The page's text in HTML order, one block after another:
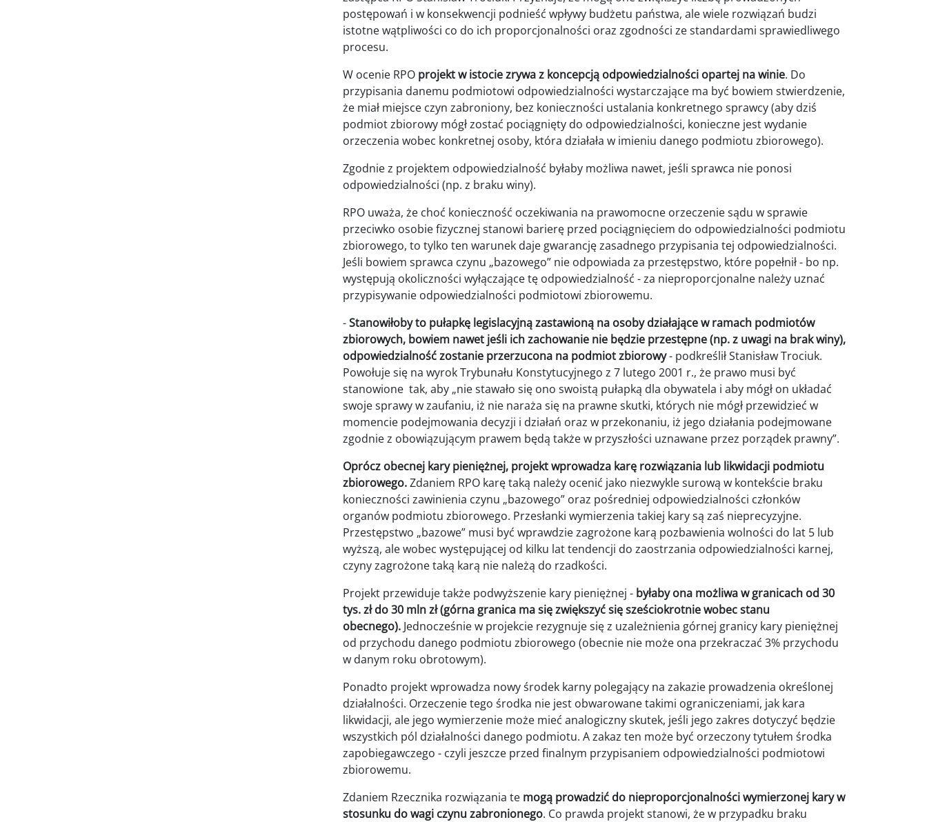
postępowań i w konsekwencji podnieść wpływy budżetu państwa, ale wiele rozwiązań budzi
istotne wątpliwości co do ich proporcjonalności oraz zgodności ze standardami sprawiedliwego
procesu.
W ocenie RPO projekt w istocie zrywa z koncepcją odpowiedzialności opartej na winie. Do
przypisania danemu podmiotowi odpowiedzialności wystarczające ma być bowiem stwierdzenie,
że miał miejsce czyn zabroniony, bez konieczności ustalania konkretnego sprawcy (aby dziś
podmiot zbiorowy mógł zostać pociągnięty do odpowiedzialności, konieczne jest wydanie
orzeczenia wobec konkretnej osoby, która działała w imieniu danego podmiotu zbiorowego).
Zgodnie z projektem odpowiedzialność byłaby możliwa nawet, jeśli sprawca nie ponosi
odpowiedzialności (np. z braku winy).
RPO uważa, że choć konieczność oczekiwania na prawomocne orzeczenie sądu w sprawie
przeciwko osobie fizycznej stanowi barierę przed pociągnięciem do odpowiedzialności podmiotu
zbiorowego, to tylko ten warunek daje gwarancję zasadnego przypisania tej odpowiedzialności.
Jeśli bowiem sprawca czynu „bazowego” nie odpowiada za przestępstwo, które popełnił - bo np.
występują okoliczności wyłączające tę odpowiedzialność - za nieproporcjonalne należy uznać
przypisywanie odpowiedzialności podmiotowi zbiorowemu.
-Stanowiłoby to pułapkę legislacyjną zastawioną na osoby działające w ramach podmiotów
zbiorowych, bowiem nawet jeśli ich zachowanie nie będzie przestępne (np. z uwagi na brak winy),
odpowiedzialność zostanie przerzucona na podmiot zbiorowy- podkreślił Stanisław Trociuk.
Powołuje się na wyrok Trybunału Konstytucyjnego z 7 lutego 2001 r., że prawo musi być
stanowione tak, aby „nie stawało się ono swoistą pułapką dla obywatela i aby mógł on układać
swoje sprawy w zaufaniu, iż nie naraża się na prawne skutki, których nie mógł przewidzieć w
momencie podejmowania decyzji i działań oraz w przekonaniu, iż jego działania podejmowane
zgodnie z obowiązującym prawem będą także w przyszłości uznawane przez porządek prawny”.
Oprócz obecnej kary pieniężnej, projekt wprowadza karę rozwiązania lub likwidacji podmiotu
zbiorowego.Zdaniem RPO karę taką należy ocenić jako niezwykle surową w kontekście braku
konieczności zawinienia czynu „bazowego” oraz pośredniej odpowiedzialności członków
organów podmiotu zbiorowego. Przesłanki wymierzenia takiej kary są zaś nieprecyzyjne.
Przestępstwo „bazowe” musi być wprawdzie zagrożone karą pozbawienia wolności do lat 5 lub
wyższą, ale wobec występującej od kilku lat tendencji do zaostrzania odpowiedzialności karnej,
czyny zagrożone taką karą nie należą do rzadkości.
Projekt przewiduje także podwyższenie kary pieniężnej - byłaby ona możliwa w granicach od 30
tys. zł do 30 mln zł (górna granica ma się zwiększyć się sześciokrotnie wobec stanu
obecnego). Jednocześnie w projekcie rezygnuje się z uzależnienia górnej granicy kary pieniężnej
od przychodu danego podmiotu zbiorowego (obecnie nie może ona przekraczać 3% przychodu
w danym roku obrotowym).
Ponadto projekt wprowadza nowy środek karny polegający na zakazie prowadzenia określonej
działalności. Orzeczenie tego środka nie jest obwarowane takimi ograniczeniami, jak kara
likwidacji, ale jego wymierzenie może mieć analogiczny skutek, jeśli jego zakres dotyczyć będzie
wszystkich pól działalności danego podmiotu. A zakaz ten może być orzeczony tytułem środka
zapobiegawczego - czyli jeszcze przed finalnym przypisaniem odpowiedzialności podmiotowi
zbiorowemu.
Zdaniem Rzecznika rozwiązania te mogą prowadzić do nieproporcjonalności wymierzonej kary w
stosunku do wagi czynu zabronionego. Co prawda projekt stanowi, że w przypadku braku